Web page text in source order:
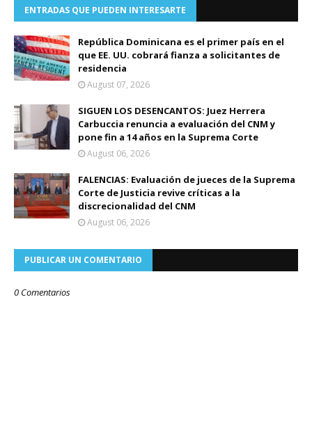
ENTRADAS QUE PUEDEN INTERESARTE
República Dominicana es el primer país en el
que EE. UU. cobrará fianza a solicitantes de
residencia
August 07, 2026
SIGUEN LOS DESENCANTOS: Juez Herrera
Carbuccia renuncia a evaluación del CNM y
pone fin a 14 años en la Suprema Corte
August 06, 2026
FALENCIAS: Evaluación de jueces de la Suprema
Corte de Justicia revive críticas a la
discrecionalidad del CNM
August 06, 2026
PUBLICAR UN COMENTARIO
0 Comentarios